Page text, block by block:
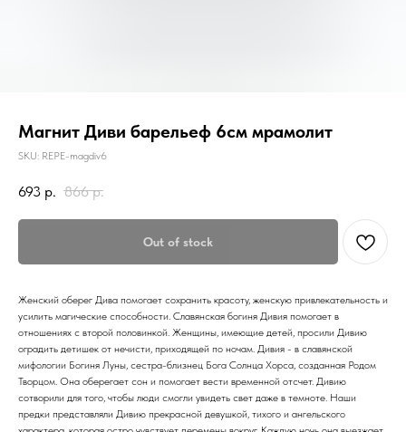
Магнит Диви барельеф 6см мрамолит
SKU: REPE-magdiv6
693 р. 866 р.
Out of stock
Женский оберег Дива помогает сохранить красоту, женскую привлекательность и
усилить магические способности. Славянская богиня Дивия помогает в
отношениях с второй половинкой. Женщины, имеющие детей, просили Дивию
оградить детишек от нечисти, приходящей по ночам. Дивия - в славянской
мифологии Богиня Луны, сестра-близнец Бога Солнца Хорса, созданная Родом
Творцом. Она оберегает сон и помогает вести временной отсчет. Дивию
сотворили для того, чтобы люди смогли увидеть свет даже в темноте. Наши
предки представляли Дивию прекрасной девушкой, тихого и ангельского